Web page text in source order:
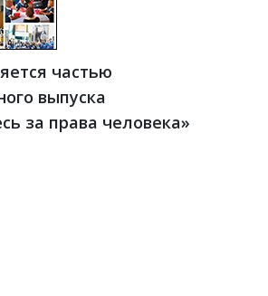
частью
выпуска
за права человека»